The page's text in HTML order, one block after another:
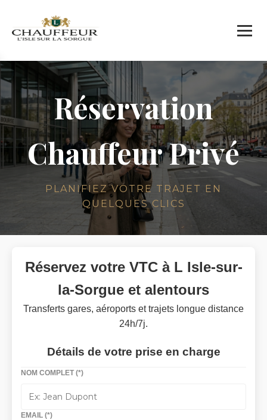
Réservation
Chauffeur Privé
PLANIFIEZ VOTRE TRAJET EN
QUELQUES CLICS
Réservez votre VTC à L Isle-sur-
la-Sorgue et alentours
Transferts gares, aéroports et trajets longue distance
24h/7j.
Détails de votre prise en charge
NOM COMPLET (*)
EMAIL (*)